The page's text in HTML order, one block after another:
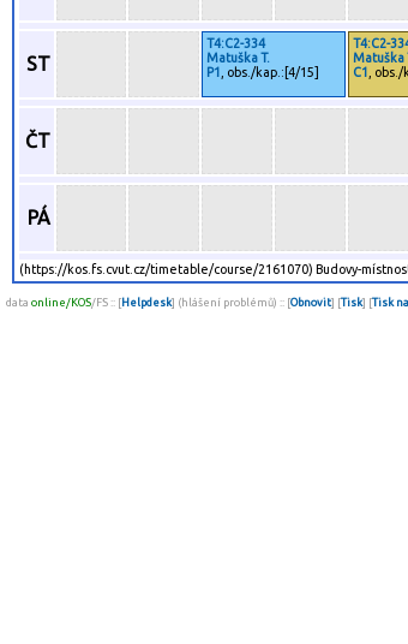
ST
T4:C2-334
Matuška T.
P1 , obs./kap.:[4/15]
T4:C2-
Matuška
C1 ,
ČT
PÁ
(https://kos.fs.cvut.cz/timetable/course/2161070) Budovy-
data online/KOS/FS :: [Helpdesk] (hlášení problémů) :: [Obnovit] [Tisk] [Tisk